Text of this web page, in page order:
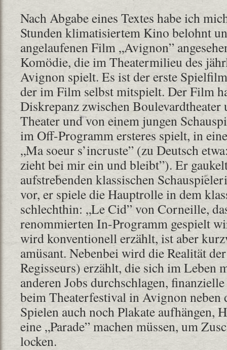
Nach Abgabe eines Textes habe ich
Stunden klimatisiertem Kino belohnt
angelaufenen Film „Avignon”
Komödie, die im Theatermilieu des
Avignon spielt. Es ist der erste
der im Film selbst mitspielt. Der Film
Diskrepanz zwischen Boulevardtheater
Theater und von einem jungen
im Off-Programm ersteres spielt, in
„Ma soeur s’incruste” (zu Deutsch
zieht bei mir ein und bleibt”). Er
aufstrebenden klassischen
vor, er spiele die Hauptrolle in dem
schlechthin: „Le Cid” von Corneille,
renommierten In-Programm gespielt
wird konventionell erzählt, ist aber
amüsant. Nebenbei wird die Realität
Regisseurs) erzählt, die sich im Leben
anderen Jobs durchschlagen,
beim Theaterfestival in Avignon neben
Spielen auch noch Plakate aufhängen,
eine „Parade” machen müssen, um
locken.